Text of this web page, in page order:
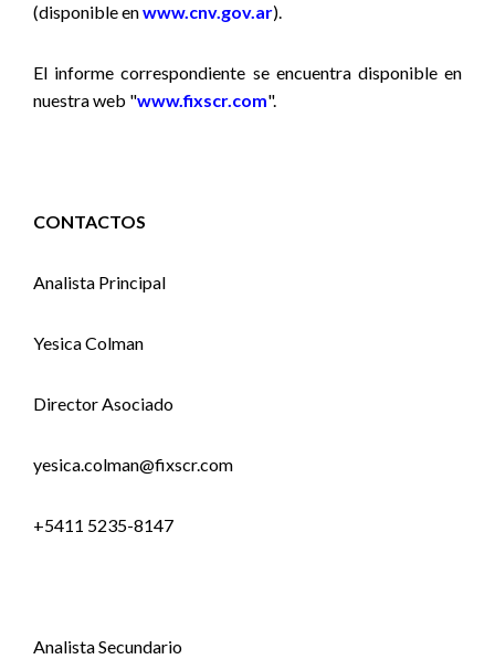
(disponible enwww.cnv.gov.ar).
El informe correspondiente se encuentra disponible en
nuestra web "www.fixscr.com".
CONTACTOS
Analista Principal
Yesica Colman
Director Asociado
yesica.colman@fixscr.com
+5411 5235-8147
Analista Secundario